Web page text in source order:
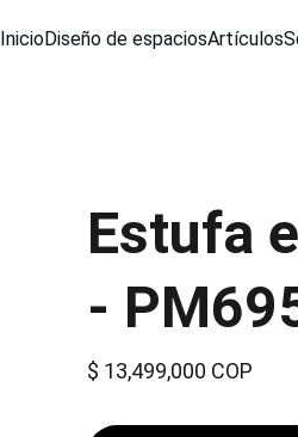
InicioDiseño de espaciosArtículos
Estufa
-
$ 13,499,000 COP